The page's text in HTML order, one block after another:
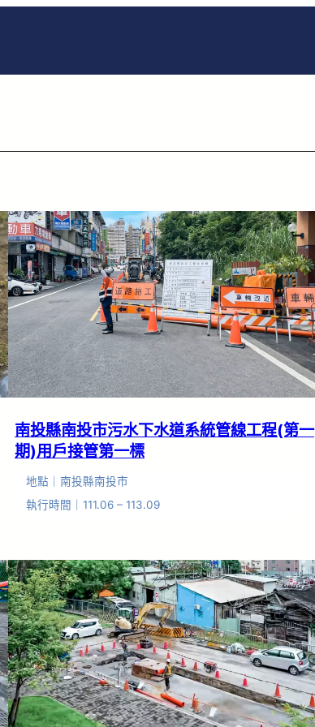
南投縣南投市污水下水道系統管線工程(第一
期)用戶接管第一標
地點｜南投縣南投市
執行時間｜111.06 – 113.09